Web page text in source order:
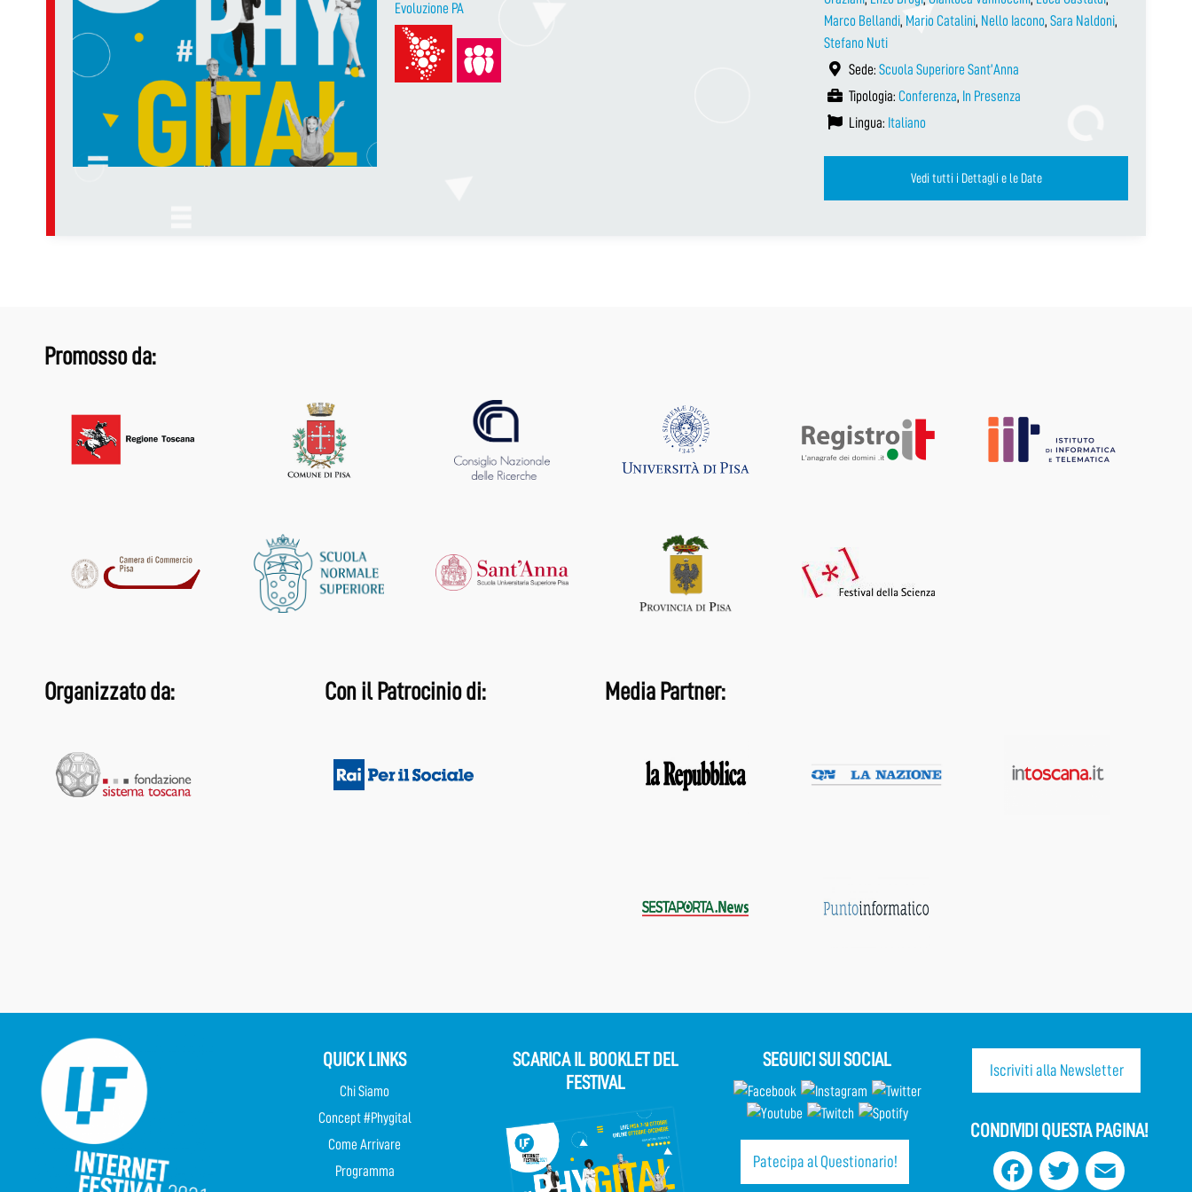
Evoluzione PA
Marco Bellandi, Mario Catalini, Nello Iacono, Sara Naldoni,
Stefano Nuti
Sede: Scuola Superiore Sant’Anna
Tipologia: Conferenza, In Presenza
Lingua: Italiano
Vedi tutti i Dettagli e le Date
Promosso da:
Organizzato da: Con il Patrocinio di: Media Partner:
QUICK LINKS
Chi Siamo
Concept #Phygital
Come Arrivare
Programma
SCARICA IL BOOKLET DEL
FESTIVAL
SEGUICI SUI SOCIAL
Patecipa al Questionario!
Iscriviti alla Newsletter
CONDIVIDI QUESTA PAGINA!
FacebookTwitter Email